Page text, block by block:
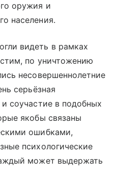
оружия и
населения.
видеть в рамках
по уничтожению
несовершеннолетние
серьёзная
соучастие в подобных
якобы связаны
ошибками,
психологические
может выдержать